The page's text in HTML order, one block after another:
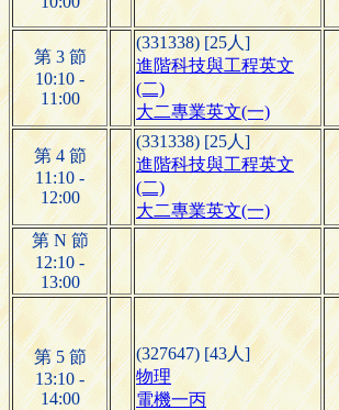
第 3 節
10:10 -
11:00
(331338) [25人]
進階科技與工程英文
(二)
大二專業英文(一)
第 4 節
11:10 -
12:00
(331338) [25人]
進階科技與工程英文
(二)
大二專業英文(一)
第 N 節
12:10 -
13:00
第 5 節
13:10 -
14:00
(327647) [43人]
物理
電機一丙